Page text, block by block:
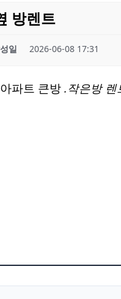
방렌트
일 2026-06-08 17:31
파트 큰방 .작은방 렌